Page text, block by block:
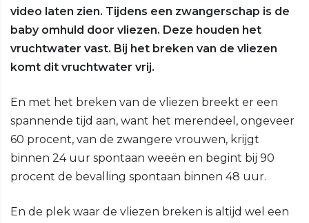
video laten zien. Tijdens een zwangerschap is de
baby omhuld door vliezen. Deze houden het
vruchtwater vast. Bij het breken van de vliezen
komt dit vruchtwater vrij.
En met het breken van de vliezen breekt er een
spannende tijd aan, want het merendeel, ongeveer
60 procent, van de zwangere vrouwen, krijgt
binnen 24 uur spontaan weeën en begint bij 90
procent de bevalling spontaan binnen 48 uur.
En de plek waar de vliezen breken is altijd wel een